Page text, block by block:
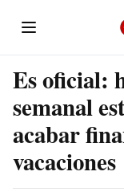
Es oficial:
semanal
acabar
vacaciones